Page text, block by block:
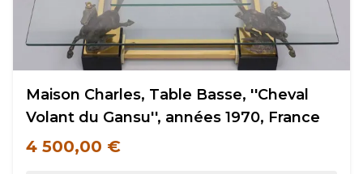
Maison Charles, Table Basse, ''Cheval
Volant du Gansu'', années 1970, France
4 500,00 €